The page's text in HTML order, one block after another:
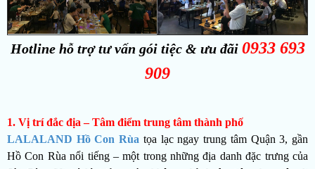
Hotline hỗ trợ tư vấn gói tiệc & ưu đãi 0933 693
909
1. Vị trí đắc địa – Tâm điểm trung tâm thành phố
LALALAND Hồ Con Rùa tọa lạc ngay trung tâm Quận 3, gần
Hồ Con Rùa nổi tiếng – một trong những địa danh đặc trưng của